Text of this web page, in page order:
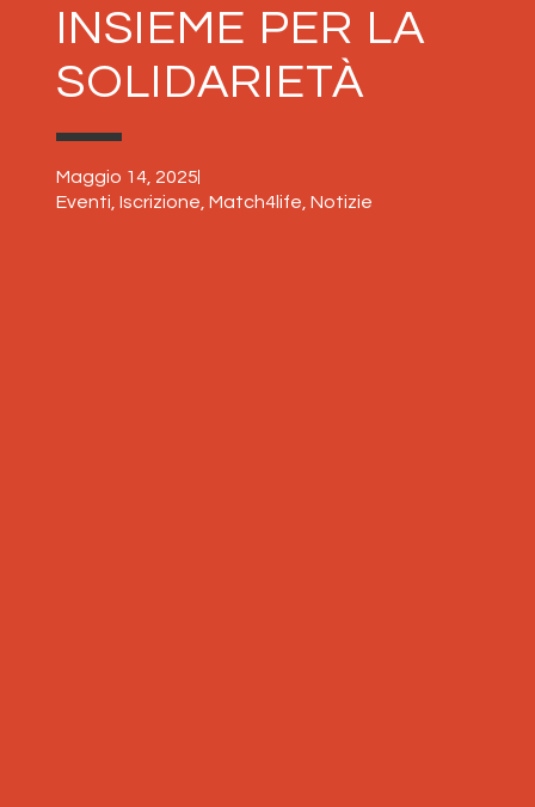
INSIEME PER LA
SOLIDARIETÀ
Maggio 14, 2025
Eventi Iscrizione Match4life Notizie